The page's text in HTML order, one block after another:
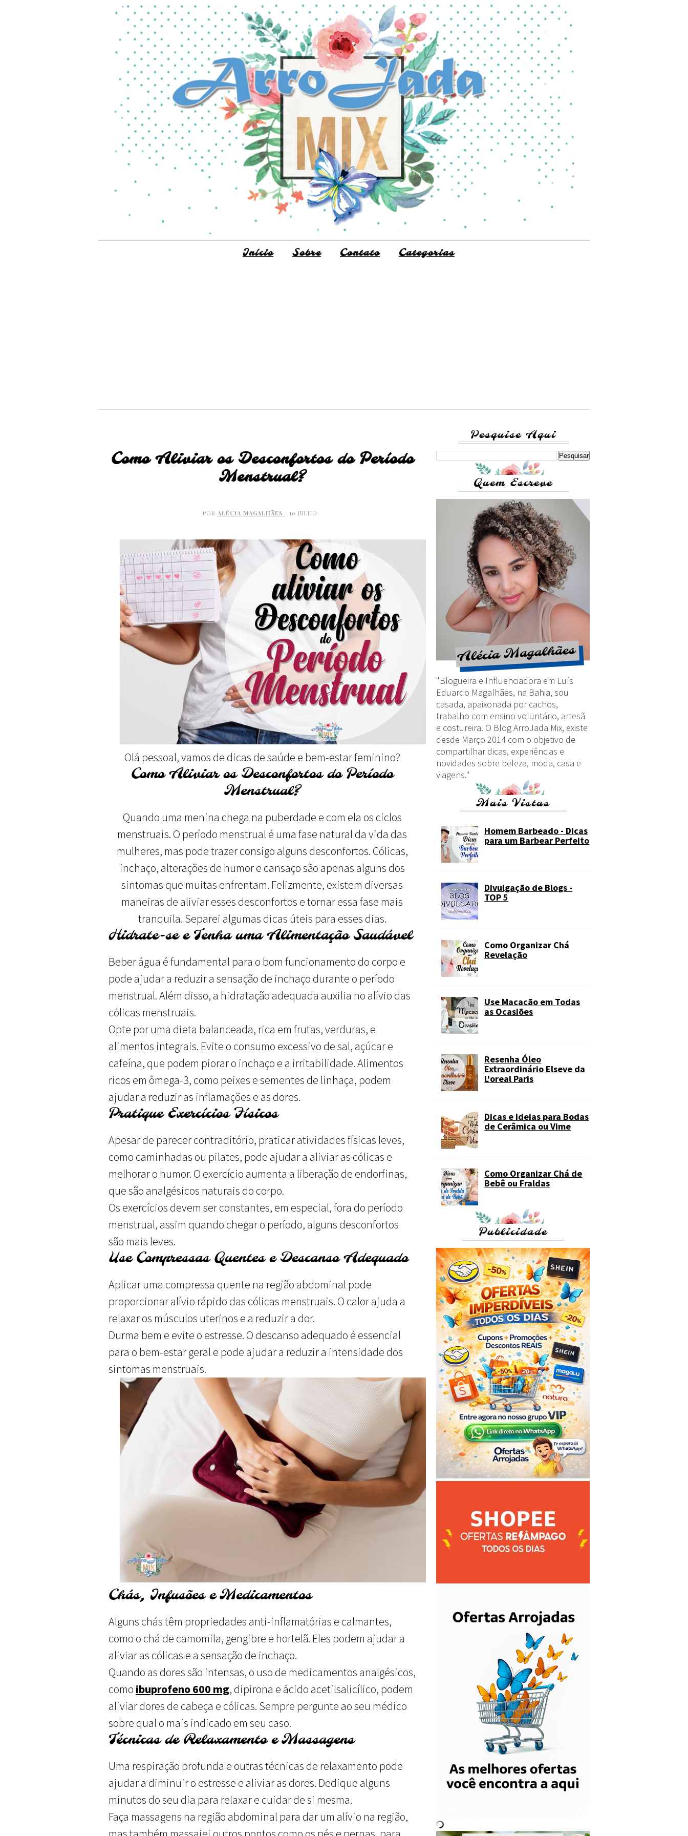
Início Sobre Contato Categorias
Como Aliviar os Desconfortos do Período
Menstrual?
POR ALÉCIA MAGALHÃES 10 JULHO
Olá pessoal, vamos de dicas de saúde e bem-estar feminino?
Como Aliviar os Desconfortos do Período
Menstrual?
Quando uma menina chega na puberdade e com ela os ciclos
menstruais. O período menstrual é uma fase natural da vida das
mulheres, mas pode trazer consigo alguns desconfortos. Cólicas,
inchaço, alterações de humor e cansaço são apenas alguns dos
sintomas que muitas enfrentam. Felizmente, existem diversas
maneiras de aliviar esses desconfortos e tornar essa fase mais
tranquila. Separei algumas dicas úteis para esses dias.
Hidrate-se e Tenha uma Alimentação Saudável
Beber água é fundamental para o bom funcionamento do corpo e
pode ajudar a reduzir a sensação de inchaço durante o período
menstrual. Além disso, a hidratação adequada auxilia no alívio das
cólicas menstruais.
Opte por uma dieta balanceada, rica em frutas, verduras, e
alimentos integrais. Evite o consumo excessivo de sal, açúcar e
cafeína, que podem piorar o inchaço e a irritabilidade. Alimentos
ricos em ômega-3, como peixes e sementes de linhaça, podem
ajudar a reduzir as inflamações e as dores.
Pratique Exercícios Físicos
Apesar de parecer contraditório, praticar atividades físicas leves,
como caminhadas ou pilates, pode ajudar a aliviar as cólicas e
melhorar o humor. O exercício aumenta a liberação de endorfinas,
que são analgésicos naturais do corpo.
Os exercícios devem ser constantes, em especial, fora do período
menstrual, assim quando chegar o período, alguns desconfortos
são mais leves.
Use Compressas Quentes e Descanso Adequado
Aplicar uma compressa quente na região abdominal pode
proporcionar alívio rápido das cólicas menstruais. O calor ajuda a
relaxar os músculos uterinos e a reduzir a dor.
Durma bem e evite o estresse. O descanso adequado é essencial
para o bem-estar geral e pode ajudar a reduzir a intensidade dos
sintomas menstruais.
Chás, Infusões e Medicamentos
Alguns chás têm propriedades anti-inflamatórias e calmantes,
como o chá de camomila, gengibre e hortelã. Eles podem ajudar a
aliviar as cólicas e a sensação de inchaço.
Quando as dores são intensas, o uso de medicamentos analgésicos,
como ibuprofeno 600 mg, dipirona e ácido acetilsalicílico, podem
aliviar dores de cabeça e cólicas. Sempre pergunte ao seu médico
sobre qual o mais indicado em seu caso.
Técnicas de Relaxamento e Massagens
Uma respiração profunda e outras técnicas de relaxamento pode
ajudar a diminuir o estresse e aliviar as dores. Dedique alguns
minutos do seu dia para relaxar e cuidar de si mesma.
Faça massagens na região abdominal para dar um alívio na região,
Pesquise Aqui
Quem Escreve
"Blogueira e Influenciadora em Luís
Eduardo Magalhães, na Bahia, sou
casada, apaixonada por cachos,
trabalho com ensino voluntário, artesã
e costureira. O Blog ArroJada Mix, existe
desde Março 2014 com o objetivo de
compartilhar dicas, experiências e
novidades sobre beleza, moda, casa e
viagens."
Mais Vistas
Homem Barbeado - Dicas
para um Barbear Perfeito
Divulgação de Blogs -
TOP 5
Como Organizar Chá
Revelação
Use Macacão em Todas
as Ocasiões
Resenha Óleo
Extraordinário Elseve da
L'oreal Paris
Dicas e Ideias para Bodas
de Cerâmica ou Vime
Como Organizar Chá de
Bebê ou Fraldas
Publicidade